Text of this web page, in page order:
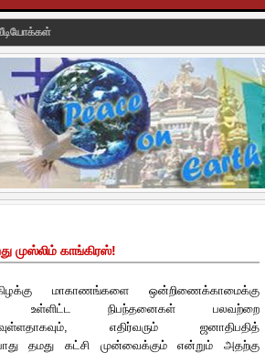
முஸ்லிம் காங்கிரஸ்!
மாகாணங்களை ஒன்றிணைக்காமைக்கு
உள்ளிட்ட நிபந்தனைகள் பலவற்றை
எதிர்வரும் ஜனாதிபதித்
தமது கட்சி முன்வைக்கும் என்றும் அதற்கு